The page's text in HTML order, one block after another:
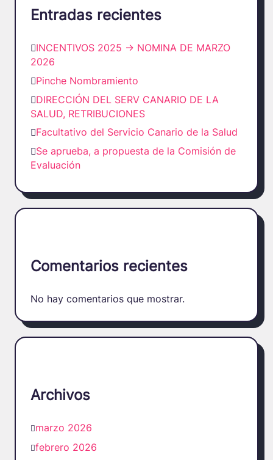
Entradas recientes
INCENTIVOS 2025 -> NOMINA DE MARZO
2026
Pinche Nombramiento
DIRECCIÓN DEL SERV CANARIO DE LA
SALUD, RETRIBUCIONES
Facultativo del Servicio Canario de la Salud
Se aprueba, a propuesta de la Comisión de
Evaluación
Comentarios recientes
No hay comentarios que mostrar.
Archivos
marzo 2026
febrero 2026